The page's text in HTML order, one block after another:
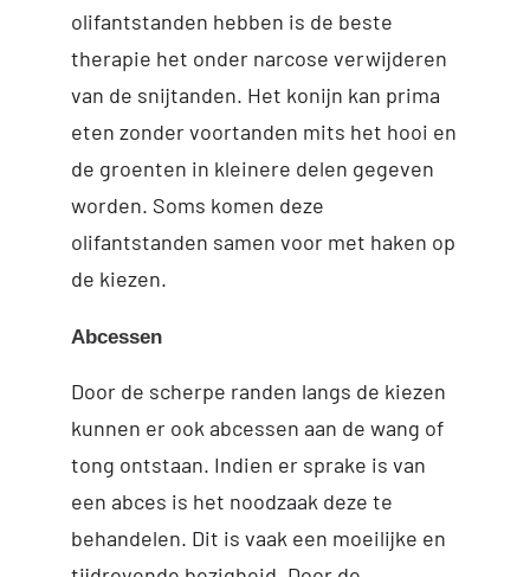
olifantstanden hebben is de beste
therapie het onder narcose verwijderen
van de snijtanden. Het konijn kan prima
eten zonder voortanden mits het hooi en
de groenten in kleinere delen gegeven
worden. Soms komen deze
olifantstanden samen voor met haken op
de kiezen.
Abcessen
Door de scherpe randen langs de kiezen
kunnen er ook abcessen aan de wang of
tong ontstaan. Indien er sprake is van
een abces is het noodzaak deze te
behandelen. Dit is vaak een moeilijke en